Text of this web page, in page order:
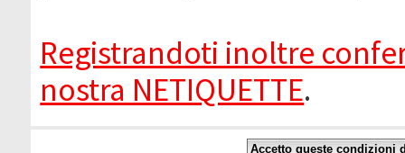
Registrandoti inoltre
nostra NETIQUETTE.